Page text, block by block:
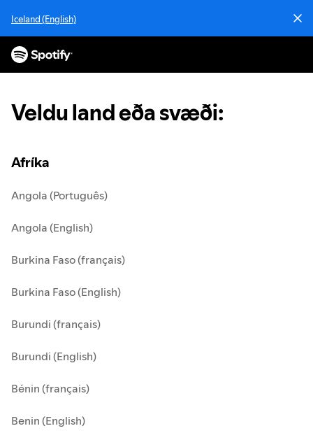
p
Iceland (English)
Veldu land eða svæði:
Afríka
Angola (Português)
Angola (English)
Burkina Faso (français)
Burkina Faso (English)
Burundi (français)
Burundi (English)
Bénin (français)
Benin (English)